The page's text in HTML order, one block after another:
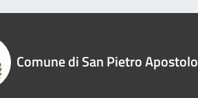
Comune di San Pietro Apostolo